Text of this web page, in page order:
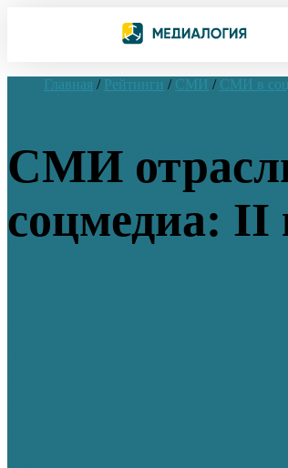
Главная / Рейтинги / СМИ / СМИ в
СМИ
соцмедиа: II